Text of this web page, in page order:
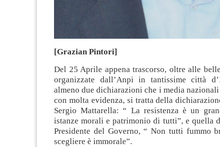
[Grazian Pintori]
Del 25 Aprile appena trascorso, oltre alle
organizzate dall’Anpi in tantissime città
almeno due dichiarazioni che i media
con molta evidenza, si tratta della
Sergio Mattarella: “ La resistenza è un
istanze morali e patrimonio di tutti”, e quella
Presidente del Governo, “ Non tutti fummo
scegliere è immorale”.